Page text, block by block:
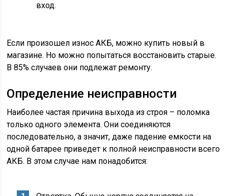
вход.
Если произошел износ АКБ, можно купить новый в
магазине. Но можно попытаться восстановить старые.
В 85% случаев они подлежат ремонту.
Определение неисправности
Наиболее частая причина выхода из строя – поломка
только одного элемента. Они соединяются
последовательно, а значит, даже падение емкости на
одной батарее приведет к полной неисправности всего
АКБ. В этом случае нам понадобится: